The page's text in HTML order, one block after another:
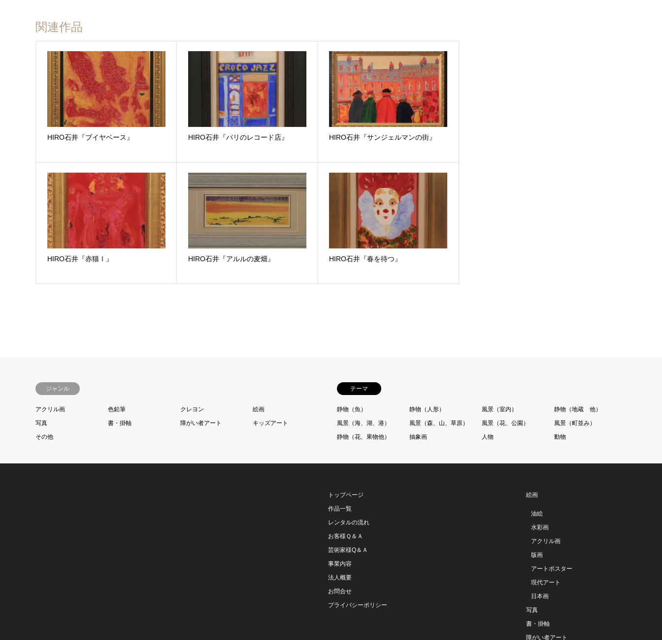
関連作品
HIRO石井『ブイヤベース』 HIRO石井『パリのレコード店』 HIRO石井『サンジェルマンの街』
HIRO石井『赤猫Ⅰ』 HIRO石井『アルルの麦畑』 HIRO石井『春を待つ』
ジャンル
アクリル画 色鉛筆 クレヨン
絵画
写真
書・掛軸 障がい者アート
キッズアート
その他
テーマ
静物（魚） 静物（人形） 風景（室内）
静物（地蔵 他）
風景（海、湖、港）
風景（森、山、草原） 風景（花、公園）
風景（町並み）
静物（花、果物他）
抽象画 人物 動物
トップページ
作品一覧
レンタルの流れ
お客様Ｑ＆Ａ
芸術家様Q＆Ａ
事業内容
法人概要
お問合せ
プライバシーポリシー
絵画
油絵
水彩画
アクリル画
版画
アートポスター
現代アート
日本画
写真
書・掛軸
障がい者アート